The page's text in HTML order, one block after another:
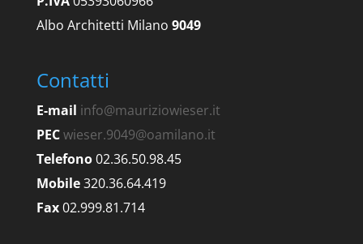
Albo Architetti Milano 9049
Contatti
E-mail info@mauriziowieser.it
PECwieser.9049@oamilano.it
Telefono02.36.50.98.45
Mobile320.36.64.419
Fax02.999.81.714